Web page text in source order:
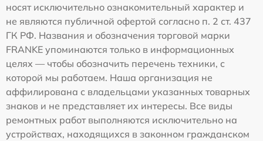
носят исключительно ознакомительный характер и
не являются публичной офертой согласно п. 2 ст. 437
ГК РФ. Названия и обозначения торговой марки
FRANKE упоминаются только в информационных
целях — чтобы обозначить перечень техники, с
которой мы работаем. Наша организация не
аффилирована с владельцами указанных товарных
знаков и не представляет их интересы. Все виды
ремонтных работ выполняются исключительно на
устройствах, находящихся в законном гражданском